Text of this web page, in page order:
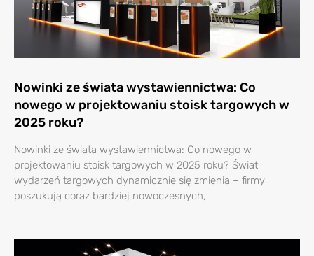
Nowinki ze świata wystawiennictwa: Co
nowego w projektowaniu stoisk targowych w
2025 roku?
Nowinki ze świata wystawiennictwa: Co nowego w
projektowaniu stoisk targowych w 2025 roku? Świat
wydarzeń targowych dynamicznie się zmienia – firmy
poszukują coraz bardziej nowoczesnych,